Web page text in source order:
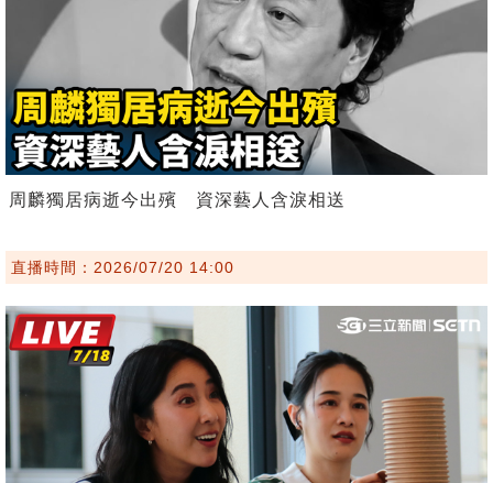
周麟獨居病逝今出殯 資深藝人含淚相送
直播時間：2026/07/20 14:00